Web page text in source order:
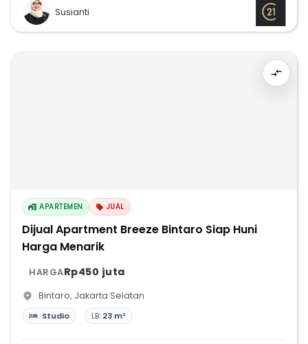
Susianti
APARTEMEN JUAL
Dijual Apartment Breeze Bintaro Siap Huni
Harga Menarik
HARGARp450 juta
Bintaro, Jakarta Selatan
Studio LB: 23 m²